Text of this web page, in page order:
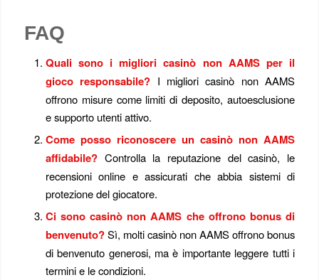
FAQ
Quali sono i migliori casinò non AAMS per il
gioco responsabile? I migliori casinò non AAMS
offrono misure come limiti di deposito, autoesclusione
e supporto utenti attivo.
Come posso riconoscere un casinò non AAMS
affidabile?Controlla la reputazione del casinò, le
recensioni online e assicurati che abbia sistemi di
protezione del giocatore.
Ci sono casinò non AAMS che offrono bonus di
benvenuto?Sì, molti casinò non AAMS offrono bonus
di benvenuto generosi, ma è importante leggere tutti i
termini e le condizioni.